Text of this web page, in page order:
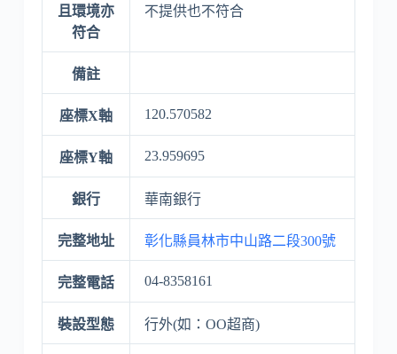
且環境亦
符合
不提供也不符合
備註
座標X軸 120.570582
座標Y軸 23.959695
銀行 華南銀行
完整地址 彰化縣員林市中山路二段300號
完整電話 04-8358161
裝設型態 行外(如：OO超商)